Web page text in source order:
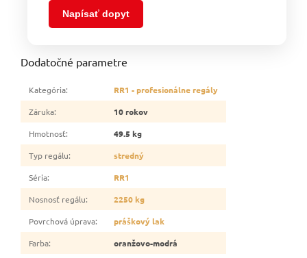
Napísať dopyt
Dodatočné parametre
Kategória:
RR1 - profesionálne regály
Záruka:
10 rokov
Hmotnosť:
49.5 kg
Typ regálu:
stredný
Séria:
RR1
Nosnosť regálu:
2250 kg
Povrchová úprava:
práškový lak
Farba:
oranžovo-modrá